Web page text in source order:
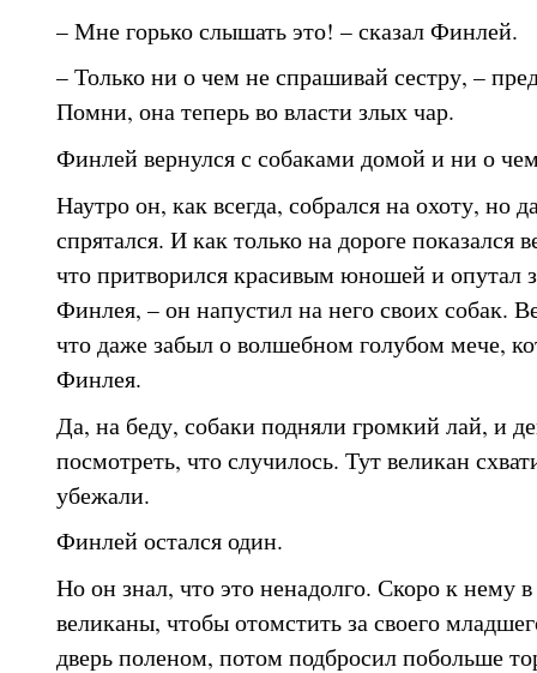
– Мне горько слышать это! – сказал Финлей.
– Только ни о чем не спрашивай сестру, –
Помни, она теперь во власти злых чар.
Финлей вернулся с собаками домой и ни о
Наутро он, как всегда, собрался на охоту, но
спрятался. И как только на дороге показался
что притворился красивым юношей и опутал
Финлея, – он напустил на него своих собак.
что даже забыл о волшебном голубом мече,
Финлея.
Да, на беду, собаки подняли громкий лай, и
посмотреть, что случилось. Тут великан
убежали.
Финлей остался один.
Но он знал, что это ненадолго. Скоро к нему
великаны, чтобы отомстить за своего
дверь поленом, потом подбросил побольше